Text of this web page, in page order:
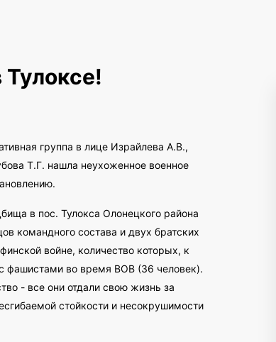
группа в лице Израйлева А.В.,
Т.Г. нашла неухоженное военное
в пос. Тулокса Олонецкого района
командного состава и двух братских
войне, количество которых, к
фашистами во время ВОВ (36 человек).
- все они отдали свою жизнь за
стойкости и несокрушимости